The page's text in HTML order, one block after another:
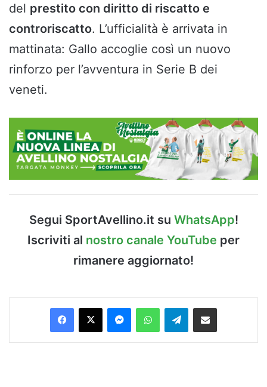
del prestito con diritto di riscatto e
controriscatto. L’ufficialità è arrivata in
mattinata: Gallo accoglie così un nuovo
rinforzo per l’avventura in Serie B dei
veneti.
Segui SportAvellino.it su WhatsApp!
Iscriviti al nostro canale YouTube per
rimanere aggiornato!
Facebook
X MessengerWhatsAppTelegramCondividi via Email